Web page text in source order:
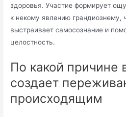
здоровья. Участие формирует
к некому явлению грандиознему,
выстраивает самосознание и
целостность.
По какой причине
создает
происходящим